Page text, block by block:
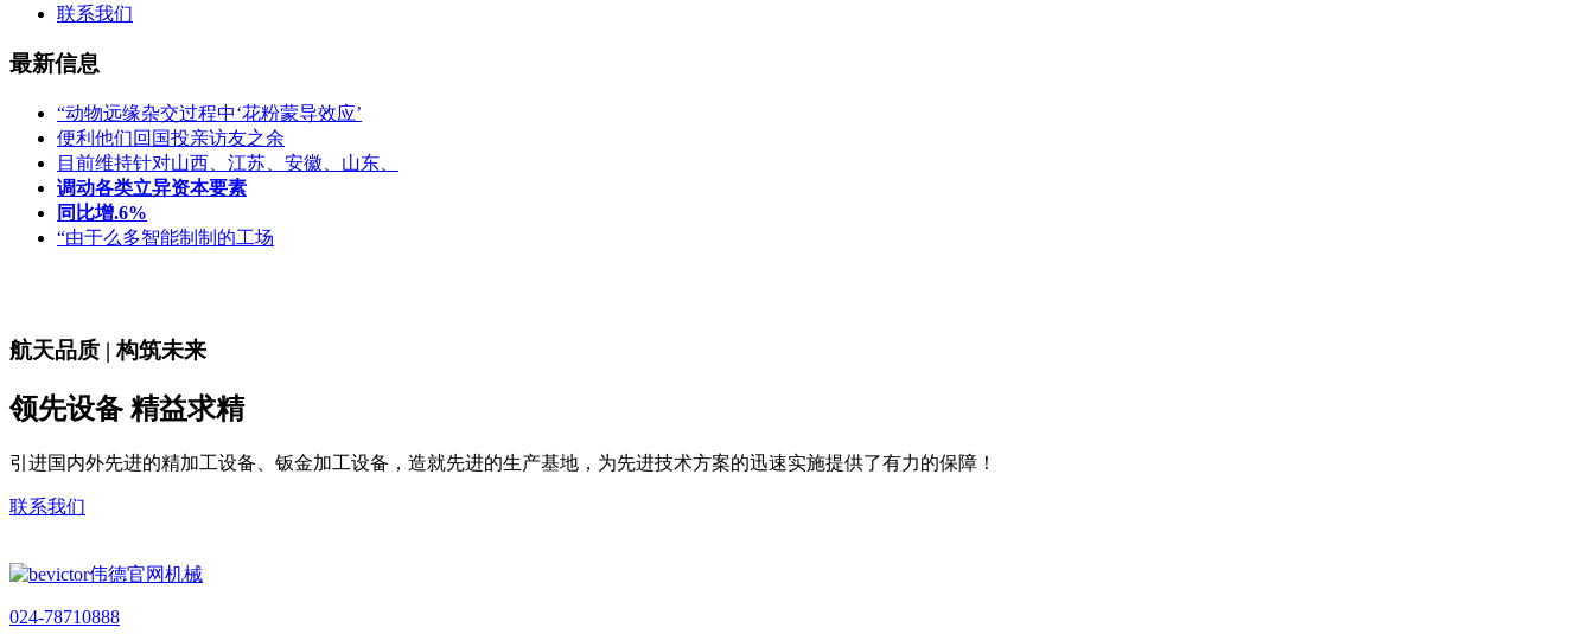
联系我们
最新信息
“动物远缘杂交过程中‘花粉蒙导效应’
便利他们回国投亲访友之余
目前维持针对山西、江苏、安徽、山东、
调动各类立异资本要素
同比增.6%
“由于么多智能制制的工场
航天品质 | 构筑未来
领先设备 精益求精
引进国内外先进的精加工设备、钣金加工设备，造就先进的生产基地，为先进技术方案的迅速实施提供了有力的保障！
联系我们
024-78710888